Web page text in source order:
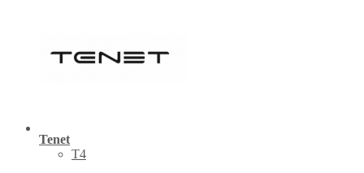
Tenet
Т4